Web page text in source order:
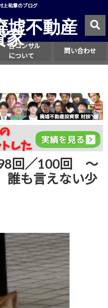
上祐章のブログ
墟不動産
家
各コンサル
について
問い合わせ
回／100回 ～
も言えない少